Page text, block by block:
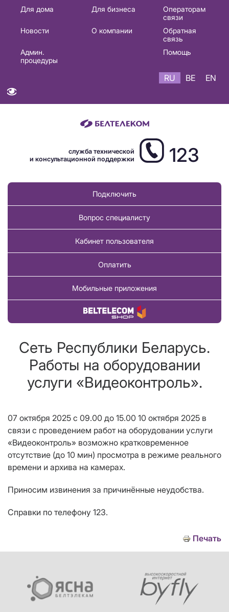
Основная
навигация
Для дома Для бизнеса
Операторам
связи
Новости
О компании
Обратная
связь
Админ.
процедуры
Помощь
RU BE EN
служба технической
и консультационной поддержки
123
Подключить
Вопрос специалисту
Кабинет пользователя
Оплатить
Мобильные приложения
Купить товар
Сеть Республики Беларусь.
Работы на оборудовании
услуги «Видеоконтроль».
07 октября 2025 с 09.00 до 15.00 10 октября 2025 в
связи с проведением работ на оборудовании услуги
«Видеоконтроль» возможно кратковременное
отсутствие (до 10 мин) просмотра в режиме реального
времени и архива на камерах.
Приносим извинения за причинённые неудобства.
Справки по телефону 123.
Печать